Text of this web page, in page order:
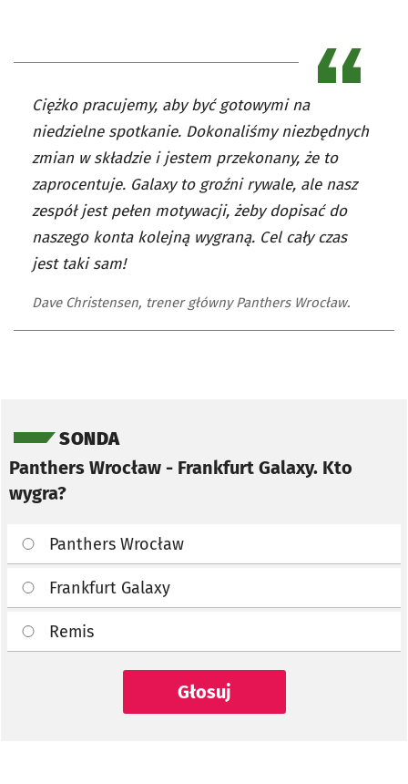
Ciężko pracujemy, aby być gotowymi na
niedzielne spotkanie. Dokonaliśmy niezbędnych
zmian w składzie i jestem przekonany, że to
zaprocentuje. Galaxy to groźni rywale, ale nasz
zespół jest pełen motywacji, żeby dopisać do
naszego konta kolejną wygraną. Cel cały czas
jest taki sam!
Dave Christensen, trener główny Panthers Wrocław.
SONDA
Panthers Wrocław - Frankfurt Galaxy. Kto
wygra?
Panthers Wrocław
Frankfurt Galaxy
Remis
Głosuj